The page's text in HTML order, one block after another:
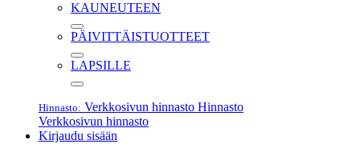
KAUNEUTEEN
PÄIVITTÄISTUOTTEET
LAPSILLE
Hinnasto: Verkkosivun hinnasto Hinnasto
Verkkosivun hinnasto
Kirjaudu sisään